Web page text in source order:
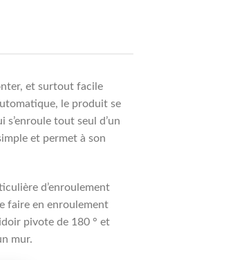
et surtout facile
le produit se
tout seul d’un
et permet à son
d’enroulement
faire en enroulement
pivote de 180 ° et
mur.